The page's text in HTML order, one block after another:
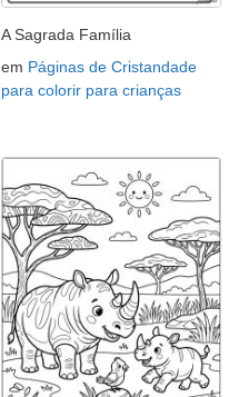
A Sagrada Família
em Páginas de Cristandade
para colorir para crianças